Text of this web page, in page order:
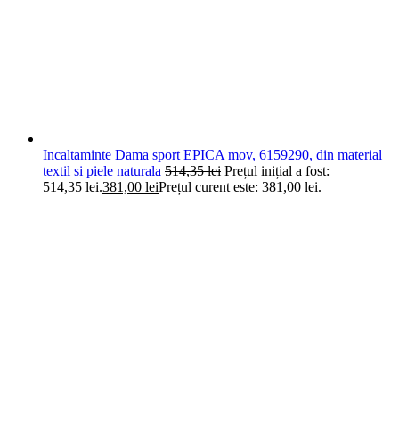
Incaltaminte Dama sport EPICA mov, 6159290, din material
textil si piele naturala 514,35lei Prețul inițial a fost:
514,35 lei.381,00 leiPrețul curent este: 381,00 lei.